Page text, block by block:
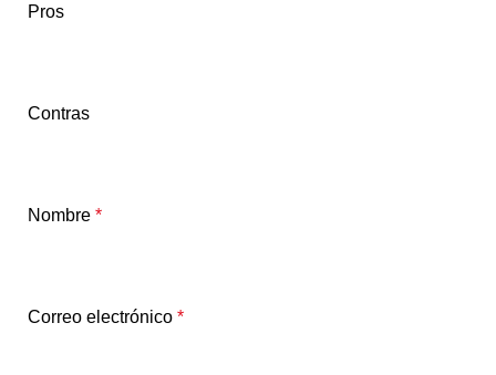
Pros
Contras
Nombre *
Correo electrónico *